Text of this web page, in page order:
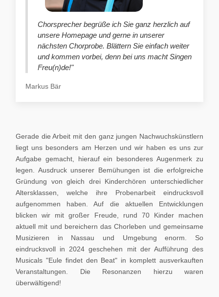
Chorsprecher begrüße ich Sie ganz herzlich auf
unsere Homepage und gerne in unserer
nächsten Chorprobe. Blättern Sie einfach weiter
und kommen vorbei, denn bei uns macht Singen
Freu(n)de!"
Markus Bär
Gerade die Arbeit mit den ganz jungen Nachwuchskünstlern
liegt uns besonders am Herzen und wir haben es uns zur
Aufgabe gemacht, hierauf ein besonderes Augenmerk zu
legen. Ausdruck unserer Bemühungen ist die erfolgreiche
Gründung von gleich drei Kinderchören unterschiedlicher
Altersklassen, welche ihre Probenarbeit eindrucksvoll
aufgenommen haben. Auf die aktuellen Entwicklungen
blicken wir mit großer Freude, rund 70 Kinder machen
aktuell mit und bereichern das Chorleben und gemeinsame
Musizieren in Nassau und Umgebung enorm. So
eindrucksvoll in 2024 geschehen mit der Aufführung des
Musicals "Eule findet den Beat" in komplett ausverkauften
Veranstaltungen. Die Resonanzen hierzu waren
überwältigend!